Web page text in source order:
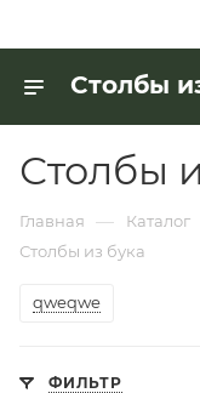
Столбы
Главная — Каталог
Столбы из бука
qweqwe
ФИЛЬТР